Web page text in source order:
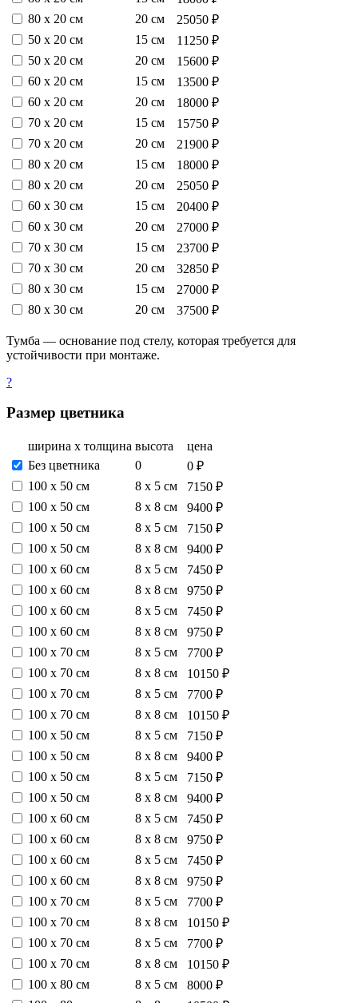
80 х 20 см
20 см
25050 ₽
50 х 20 см
15 см
11250 ₽
50 х 20 см
20 см
15600 ₽
60 х 20 см
15 см
13500 ₽
60 х 20 см
20 см
18000 ₽
70 х 20 см
15 см
15750 ₽
70 х 20 см
20 см
21900 ₽
80 х 20 см
15 см
18000 ₽
80 х 20 см
20 см
25050 ₽
60 х 30 см
15 см
20400 ₽
60 х 30 см
20 см
27000 ₽
70 х 30 см
15 см
23700 ₽
70 х 30 см
20 см
32850 ₽
80 х 30 см
15 см
27000 ₽
80 х 30 см
20 см 37500 ₽
Тумба — основание под стелу, которая требуется для
устойчивости при монтаже.
?
Размер цветника
ширина х толщина высота
цена
Без цветника
0
0 ₽
100 х 50 см
8 х 5 см
7150 ₽
100 х 50 см
8 х 8 см
9400 ₽
100 х 50 см
8 х 5 см
7150 ₽
100 х 50 см
8 х 8 см
9400 ₽
100 х 60 см
8 х 5 см
7450 ₽
100 х 60 см
8 х 8 см
9750 ₽
100 х 60 см
8 х 5 см
7450 ₽
100 х 60 см
8 х 8 см
9750 ₽
100 х 70 см
8 х 5 см
7700 ₽
100 х 70 см
8 х 8 см
10150 ₽
100 х 70 см
8 х 5 см
7700 ₽
100 х 70 см
8 х 8 см
10150 ₽
100 х 50 см
8 х 5 см
7150 ₽
100 х 50 см
8 х 8 см
9400 ₽
100 х 50 см
8 х 5 см
7150 ₽
100 х 50 см
8 х 8 см
9400 ₽
100 х 60 см
8 х 5 см
7450 ₽
100 х 60 см
8 х 8 см
9750 ₽
100 х 60 см
8 х 5 см
7450 ₽
100 х 60 см
8 х 8 см
9750 ₽
100 х 70 см
8 х 5 см
7700 ₽
100 х 70 см
8 х 8 см
10150 ₽
100 х 70 см
8 х 5 см
7700 ₽
100 х 70 см
8 х 8 см
10150 ₽
100 х 80 см
8 х 5 см
8000 ₽